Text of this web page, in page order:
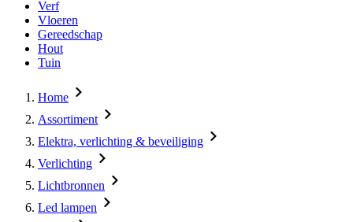
Verf
Vloeren
Gereedschap
Hout
Tuin
Home
Assortiment
Elektra, verlichting & beveiliging
Verlichting
Lichtbronnen
Led lampen